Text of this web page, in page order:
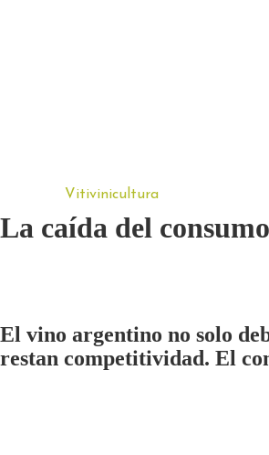
Vitivinicultura
La caída del
El vino argentino no solo
restan competitividad. El